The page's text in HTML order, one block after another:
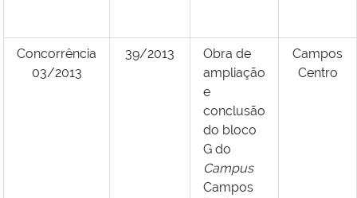
Concorrência
03/2013
39/2013
Obra de
ampliação
e
conclusão
do bloco
G do
Campus
Campos
Campos
Centro